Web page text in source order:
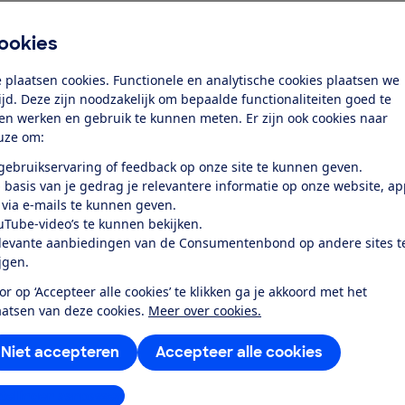
plaatsen cookies. Functionele en analytische cookies plaatsen we
Deze zijn noodzakelijk om bepaalde functionaliteiten goed te
werken en gebruik te kunnen meten. Er zijn ook cookies naar
om:
of feedback op onze site te kunnen geven.
basis van je gedrag je relevantere informatie op onze website,
e-mails te kunnen geven.
video’s te kunnen bekijken.
aanbiedingen van de Consumentenbond op andere sites
op ‘Accepteer alle cookies’ te klikken ga je akkoord met het
van deze cookies. Meer over cookies.
Accepteer alle cookies
Niet accepteren
aanpassen
van 10 jaar bijschaven aan een
dunner. En sneller opgeladen. Maar is